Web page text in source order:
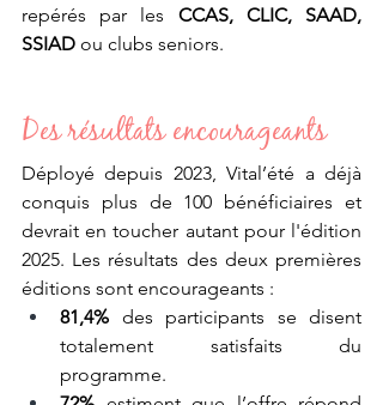
repérés par les CCAS, CLIC, SAAD,
SSIAD ou clubs seniors.
Des résultats encourageants
Déployé depuis 2023, Vital’été a déjà
conquis plus de 100 bénéficiaires et
devrait en toucher autant pour l'édition
2025. Les résultats des deux premières
éditions sont encourageants :
81,4% des participants se disent
totalement satisfaits du
programme.